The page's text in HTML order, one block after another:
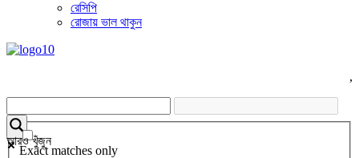
রেসিপি
রোজায় ভাল থাকুন
,
আরও খুঁজুন
Exact matches only